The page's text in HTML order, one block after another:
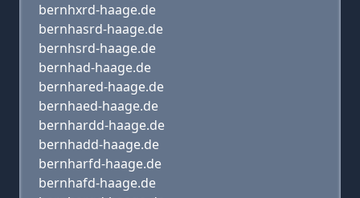
bernhxrd-haage.de
bernhasrd-haage.de
bernhsrd-haage.de
bernhad-haage.de
bernhared-haage.de
bernhaed-haage.de
bernhardd-haage.de
bernhadd-haage.de
bernharfd-haage.de
bernhafd-haage.de